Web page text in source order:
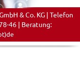
& Co. KG | Telefon
46 | Beratung: